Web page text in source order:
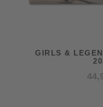
GIRLS &